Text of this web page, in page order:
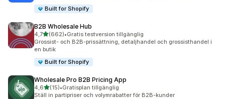
Built for Shopify
B2B Wholesale Hub
4,7av 5 stjärnor
(662)
662 recensioner totalt
•Gratis testversion tillgänglig
Grossist- och B2B-prissättning, detaljhandel och grossisthandel i
en butik
Built for Shopify
Wholesale Pro B2B Pricing App
4,6av 5 stjärnor
(15)
15 recensioner totalt
•Gratisplan tillgänglig
Ställ in partipriser och volymrabatter för B2B-kunder